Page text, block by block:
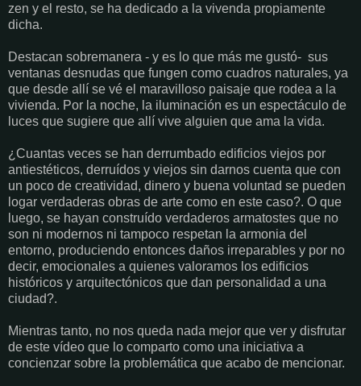
zen y el resto, se ha dedicado a la vivenda propiamente
dicha.
Destacan sobremanera - y es lo que más me gustó- sus
ventanas desnudas que fungen como cuadros naturales, ya
que desde allí se vé el maravilloso paisaje que rodea a la
vivienda. Por la noche, la iluminación es un espectáculo de
luces que sugiere que allí vive alguien que ama la vida.
¿Cuantas veces se han derrumbado edificios viejos por
antiestéticos, derruídos y viejos sin darnos cuenta que con
un poco de creatividad, dinero y buena voluntad se pueden
logar verdaderas obras de arte como en este caso?. O que
luego, se hayan construído verdaderos armatostes que no
son ni modernos ni tampoco respetan la armonia del
entorno, produciendo entonces daños irreparables y por no
decir, emocionales a quienes valoramos los edificios
históricos y arquitectónicos que dan personalidad a una
ciudad?.
Mientras tanto, no nos queda nada mejor que ver y disfrutar
de este vídeo que lo comparto como una iniciativa a
concienzar sobre la problemática que acabo de mencionar.